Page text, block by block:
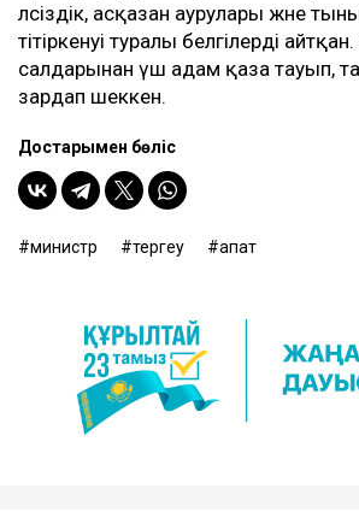
әлсіздік, асқазан аурулары және
тітіркенуі туралы белгілерді
салдарынан үш адам қаза тауып,
зардап шеккен.
Достарыңмен бөліс
министр тергеу апат